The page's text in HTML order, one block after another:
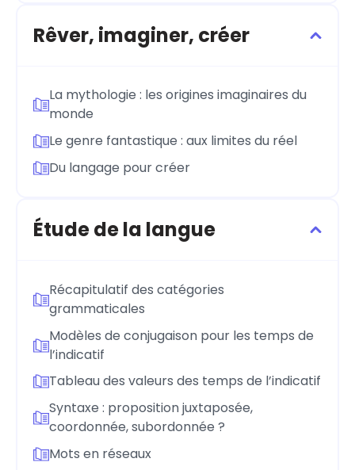
Rêver, imaginer, créer
La mythologie : les origines imaginaires du
monde
Le genre fantastique : aux limites du réel
Du langage pour créer
Étude de la langue
Récapitulatif des catégories
grammaticales
Modèles de conjugaison pour les temps de
l’indicatif
Tableau des valeurs des temps de l’indicatif
Syntaxe : proposition juxtaposée,
coordonnée, subordonnée ?
Mots en réseaux